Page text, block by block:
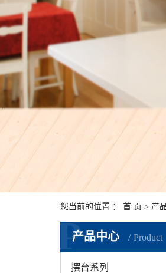
您当前的位置 ： 首 页 > 产
产品中心 Product
P
摆台系列